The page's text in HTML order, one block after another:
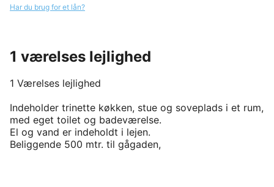
Har du brug for et lån?
1 værelses lejlighed
1 Værelses lejlighed
Indeholder trinette køkken, stue og soveplads i et rum,
med eget toilet og badeværelse.
El og vand er indeholdt i lejen.
Beliggende 500 mtr. til gågaden,